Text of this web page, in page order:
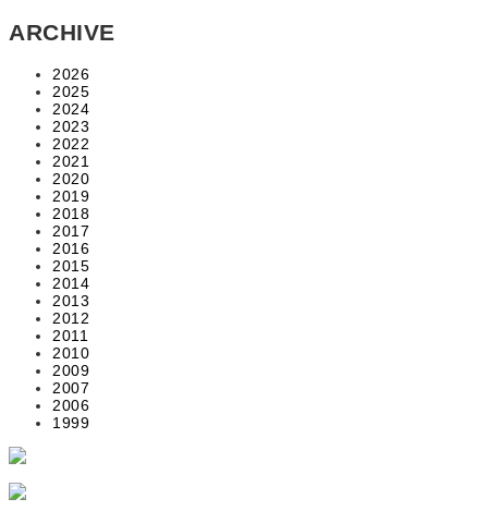
ARCHIVE
2026
2025
2024
2023
2022
2021
2020
2019
2018
2017
2016
2015
2014
2013
2012
2011
2010
2009
2007
2006
1999